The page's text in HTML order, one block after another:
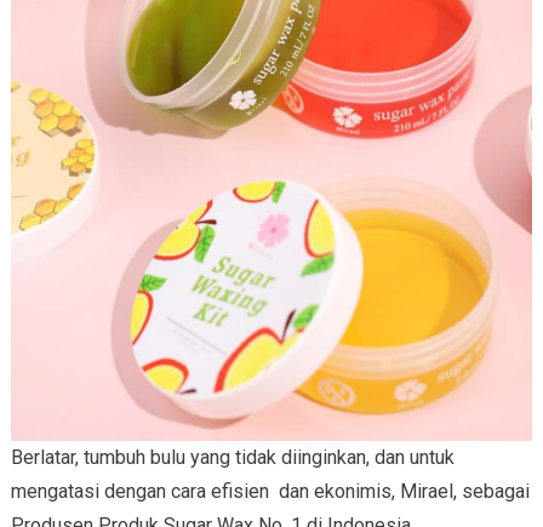
Berlatar, tumbuh bulu yang tidak diinginkan, dan untuk
mengatasi dengan cara efisien dan ekonimis, Mirael, sebagai